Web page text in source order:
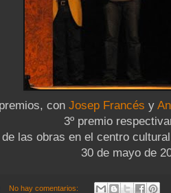
conJosep Francés y
3º premio
de las obras en el centro
30 de mayo de
No hay comentarios: